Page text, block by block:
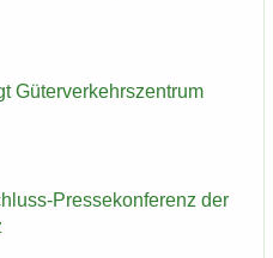
Gü­ter­ver­kehrs­zen­trum
​Pressekonferenz der